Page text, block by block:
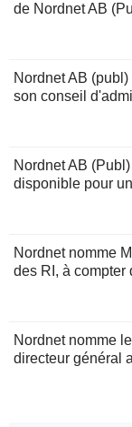
de Nordnet AB
Nordnet AB
son conseil
Nordnet AB
disponible pour
Nordnet nomme
des RI, à compter
Nordnet nomme
directeur général